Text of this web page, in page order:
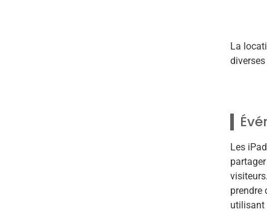
La
diverses
Les
partager
prendre
utilisant